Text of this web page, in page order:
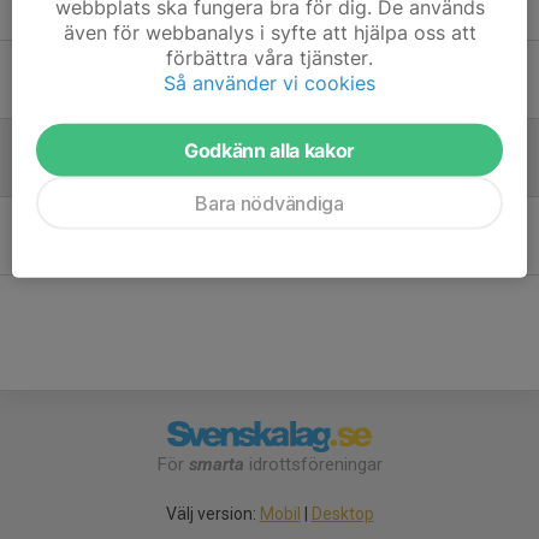
14 mar 2024
måndagsträning på kikebo
6 jun 2023
Träningstider 2023
För smarta idrottsföreningar
Välj version: Mobil | Desktop
webbplats ska fungera bra för dig. De används
även för webbanalys i syfte att hjälpa oss att
förbättra våra tjänster.
Så använder vi cookies
Godkänn alla kakor
Bara nödvändiga